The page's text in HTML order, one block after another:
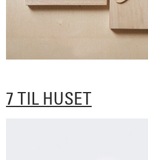
7 TIL HUSET